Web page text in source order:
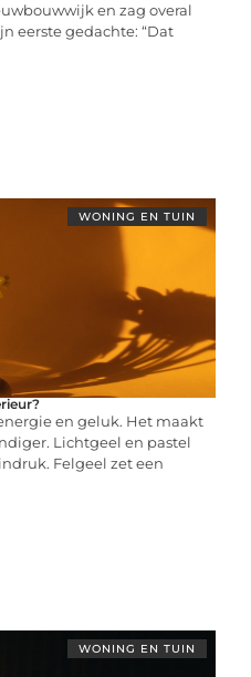
en zag overal
eerste gedachte: “Dat
WONING EN TUIN
en geluk. Het maakt
Lichtgeel en pastel
Felgeel zet een
WONING EN TUIN